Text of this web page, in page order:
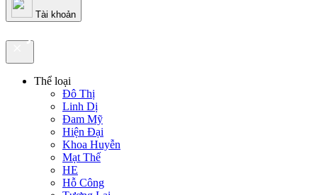
Tài khoản
truyenfullz.com
Thể loại
Đô Thị
Linh Dị
Đam Mỹ
Hiện Đại
Khoa Huyễn
Mạt Thế
HE
Hỗ Công